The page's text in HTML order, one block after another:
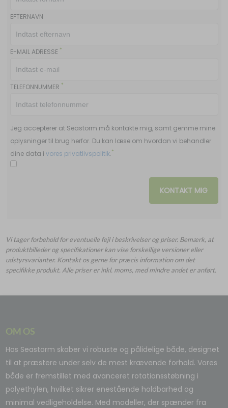
EFTERNAVN
E-MAIL ADRESSE *
TELEFONNUMMER *
Jeg accepterer at Seastorm må kontakte mig, samt gemme mine
oplysninger til brug herfor. Du kan læse om hvordan vi behandler
dine data i vores privatlivspolitik.*
KONTAKT MIG
Vi tager forbehold for eventuelle fejl i beskrivelser og priser. Bemærk, at
produktbilleder og specifikationer kan vise forskellige versioner eller
udstyrsvarianter. Kontakt os gerne for præcis information om det
specifikke produkt. Alle priser er inkl. moms, med mindre andet er anført.
OM OS
Hos Seastorm skaber vi robuste og pålidelige både, designet
til at præstere under selv de mest krævende forhold. Vores
både er fremstillet med avanceret rotationsstøbning i
polyethylen, hvilket sikrer enestående holdbarhed og
minimal vedligeholdelse. Med modeller, der spænder fra